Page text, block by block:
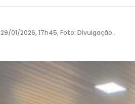
29/01/2026, 17h45, Foto: Divulgação .